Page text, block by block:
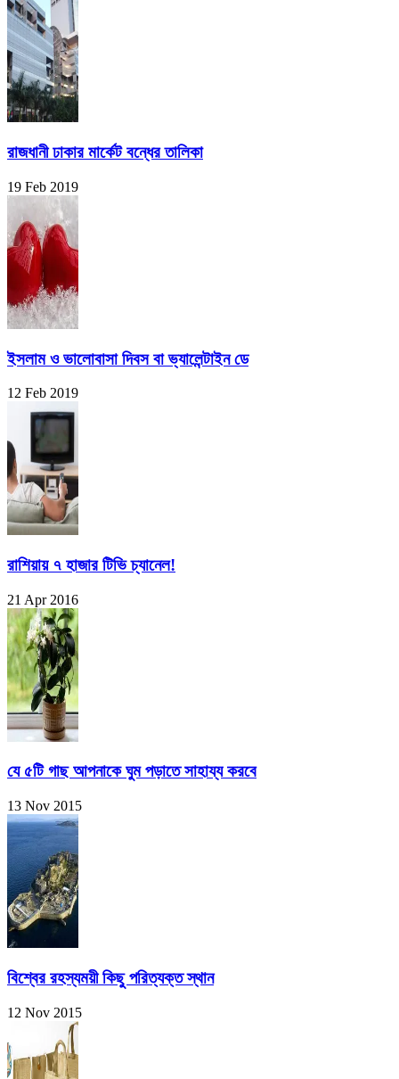
রাজধানী ঢাকার মার্কেট বন্ধের তালিকা
19 Feb 2019
ইসলাম ও ভালোবাসা দিবস বা ভ্যালেন্টাইন ডে
12 Feb 2019
রাশিয়ায় ৭ হাজার টিভি চ্যানেল!
21 Apr 2016
যে ৫টি গাছ আপনাকে ঘুম পড়াতে সাহায্য করবে
13 Nov 2015
বিশ্বের রহস্যময়ী কিছু পরিত্যক্ত স্থান
12 Nov 2015